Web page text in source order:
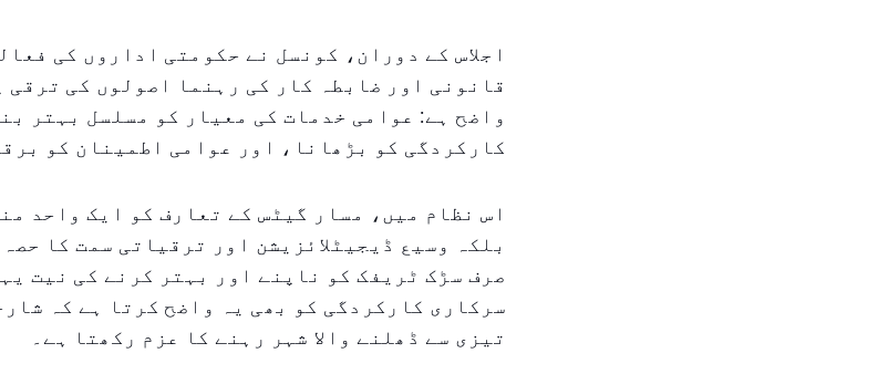
اجلاس کے دوران، کونسل نے حکومتی اداروں کی
قانونی اور ضابطہ کار کی رہنما اصولوں کی ترقی
واضح ہے: عوامی خدمات کی معیار کو مسلسل بہتر
کارکردگی کو بڑھانا، اور عوامی اطمینان کو
اس نظام میں، مسار گیٹس کے تعارف کو ایک واحد
بلکہ وسیع ڈیجیٹلائزیشن اور ترقیاتی سمت کا
صرف سڑک ٹریفک کو ناپنے اور بہتر کرنے کی نیت
سرکاری کارکردگی کو بھی یہ واضح کرتا ہے کہ
تیزی سے ڈھلنے والا شہر رہنے کا عزم رکھتا ہے۔